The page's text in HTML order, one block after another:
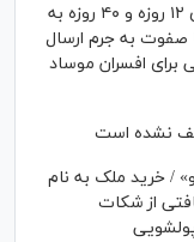
۲ عامل مهم صهیونیست‌ها در جنگ‌های ۱۲ روزه و ۴۰ روزه به
صفوت به جرم ارسال
افسران موساد
نشده است
/ خرید ملک به نام
از شکات